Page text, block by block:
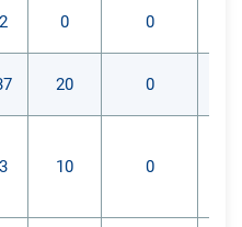
0 0
20 0
10 0